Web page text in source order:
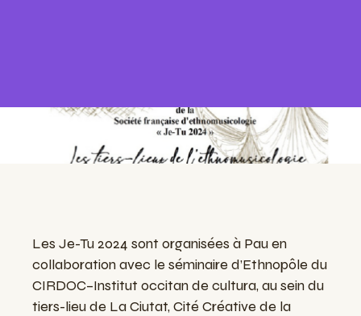
Les Je-Tu 2024 sont organisées à Pau en
collaboration avec le séminaire d’Ethnopôle du
CIRDOC–Institut occitan de cultura, au sein du
tiers-lieu de La Ciutat, Cité Créative de la